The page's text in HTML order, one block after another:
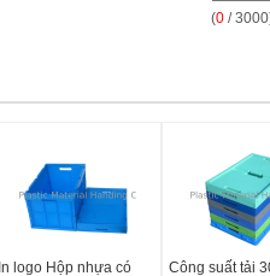
(0 /
In logo Hộp nhựa có Công suất tải